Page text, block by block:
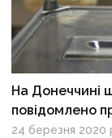
На Донеччині
повідомлено
24 березня 2020